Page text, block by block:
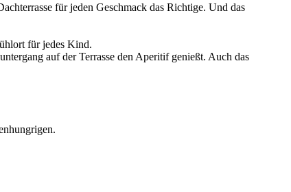
für jeden Geschmack das Richtige. Und das
für jedes Kind.
auf der Terrasse den Aperitif genießt. Auch das